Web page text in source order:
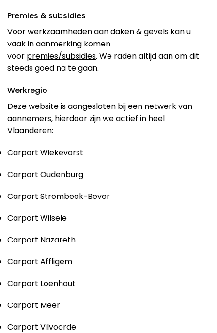
Premies & subsidies
Voor werkzaamheden aan daken & gevels kan u
vaak in aanmerking komen
voor premies/subsidies. We raden altijd aan om dit
steeds goed na te gaan.
Werkregio
Deze website is aangesloten bij een netwerk van
aannemers, hierdoor zijn we actief in heel
Vlaanderen:
Carport Wiekevorst
Carport Oudenburg
Carport Strombeek-Bever
Carport Wilsele
Carport Nazareth
Carport Affligem
Carport Loenhout
Carport Meer
Carport Vilvoorde